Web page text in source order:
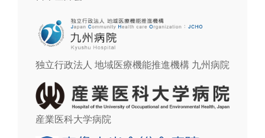
独立行政法人 地域医療機能推進機構 九州病院
産業医科大学病院